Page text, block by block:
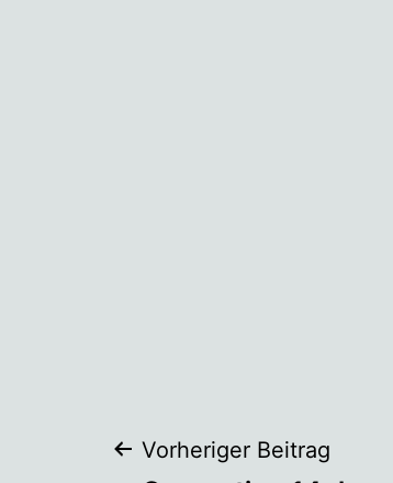
Vorheriger Beitrag